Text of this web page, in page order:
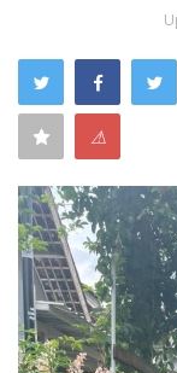
Kejahatan
Cybers Event
UMKM &
Pekerja Migran
Ekonomi
⚠